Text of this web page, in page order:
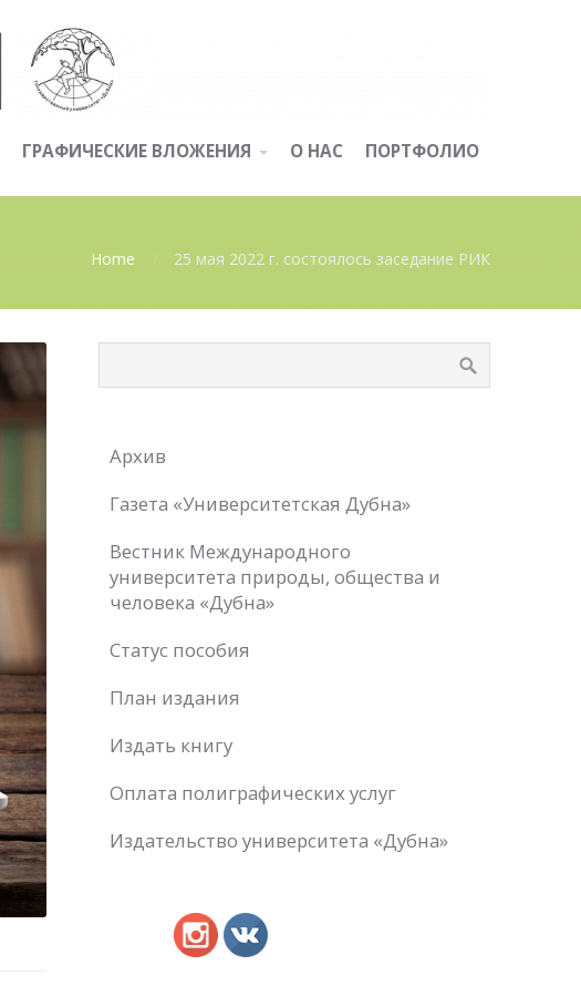
ГРАФИЧЕСКИЕ ВЛОЖЕНИЯ О НАС ПОРТФОЛИО
Home 25 мая 2022 г. состоялось заседание РИК
Архив
Газета «Университетская Дубна»
Вестник Международного
университета природы, общества и
человека «Дубна»
Статус пособия
План издания
Издать книгу
Оплата полиграфических услуг
Издательство университета «Дубна»